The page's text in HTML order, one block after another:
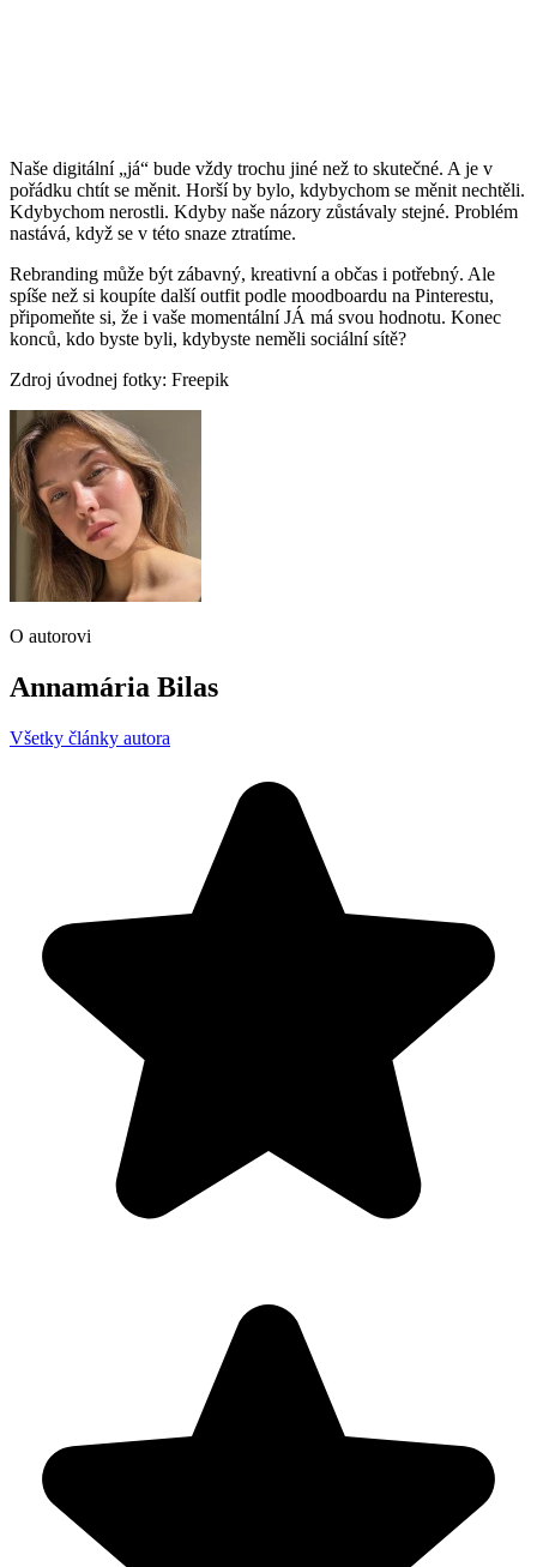
Naše digitální „já“ bude vždy trochu jiné než to skutečné. A je v
pořádku chtít se měnit. Horší by bylo, kdybychom se měnit nechtěli.
Kdybychom nerostli. Kdyby naše názory zůstávaly stejné. Problém
nastává, když se v této snaze ztratíme.
Rebranding může být zábavný, kreativní a občas i potřebný. Ale
spíše než si koupíte další outfit podle moodboardu na Pinterestu,
připomeňte si, že i vaše momentální JÁ má svou hodnotu. Konec
konců, kdo byste byli, kdybyste neměli sociální sítě?
Zdroj úvodnej fotky: Freepik
O autorovi
Annamária Bilas
Všetky články autora